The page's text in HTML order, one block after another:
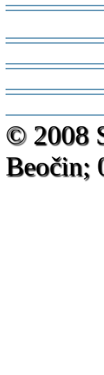
-
-
-
-
© 2008
Beočin;